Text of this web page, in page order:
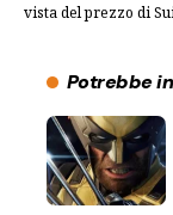
vista del prezzo di
Potrebbe